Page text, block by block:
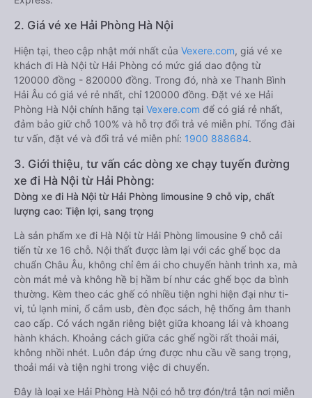
2. Giá vé xe Hải Phòng Hà Nội
Hiện tại, theo cập nhật mới nhất của Vexere.com, giá vé xe
khách đi Hà Nội từ Hải Phòng có mức giá dao động từ
120000 đồng - 820000 đồng. Trong đó, nhà xe Thanh Bình
Hải Âu có giá vé rẻ nhất, chỉ 120000 đồng. Đặt vé xe Hải
Phòng Hà Nội chính hãng tại Vexere.com để có giá rẻ nhất,
đảm bảo giữ chỗ 100% và hỗ trợ đổi trả vé miễn phí. Tổng đài
tư vấn, đặt vé và đổi trả vé miễn phí: 1900 888684.
3. Giới thiệu, tư vấn các dòng xe chạy tuyến đường
xe đi Hà Nội từ Hải Phòng:
Dòng xe đi Hà Nội từ Hải Phòng limousine 9 chỗ vip, chất
lượng cao: Tiện lợi, sang trọng
Là sản phẩm xe đi Hà Nội từ Hải Phòng limousine 9 chỗ cải
tiến từ xe 16 chỗ. Nội thất được làm lại với các ghế bọc da
chuẩn Châu Âu, không chỉ êm ái cho chuyến hành trình xa, mà
còn mát mẻ và không hề bị hầm bí như các ghế bọc da bình
thường. Kèm theo các ghế có nhiều tiện nghi hiện đại như ti-
vi, tủ lạnh mini, ổ cắm usb, đèn đọc sách, hệ thống âm thanh
cao cấp. Có vách ngăn riêng biệt giữa khoang lái và khoang
hành khách. Khoảng cách giữa các ghế ngồi rất thoải mái,
không nhồi nhét. Luôn đáp ứng được nhu cầu về sang trọng,
thoải mái và tiện nghi trong việc di chuyển.
Đây là loại xe Hải Phòng Hà Nội có hỗ trợ đón/trả tận nơi miễn